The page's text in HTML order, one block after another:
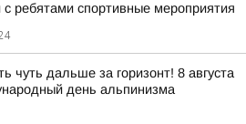
с ребятами спортивные мероприятия
чуть дальше за горизонт! 8 августа
день альпинизма